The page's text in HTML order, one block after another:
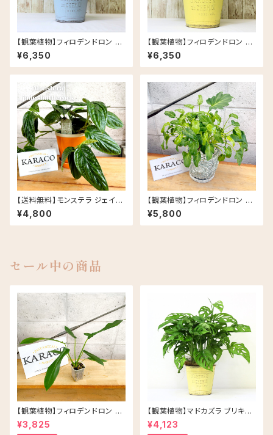
【観葉植物】フィロデンドロン バ
ーキン ブリキ缶 5号 鉢カラー/
ブルー
¥6,350
【観葉植物】フィロデンドロン バ
ーキン ブリキ缶 5号 鉢カラー/
イエロー
¥6,350
【送料無料】モンステラ ジェイド
シャトルコック 5号 グロッシーポ
ット アプリコット 皿セット セラミ
ック鉢
¥4,800
【観葉植物】フィロデンドロン ク
ッカバラ ライム バリエガータ 斑
入り 5号 Rosa セメント鉢
¥5,800
セール中の商品
【観葉植物】フィロデンドロン ジ
ョーピー ネガミエル 3号 ネコチ
ップ 浅岡園芸 アロイド
¥3,825
【観葉植物】マドカズラ ブリキ缶
5号 鉢カラー/イエロー
¥4,123